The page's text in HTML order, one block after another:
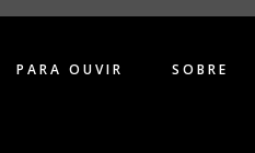
PARA OUVIR SOBRE